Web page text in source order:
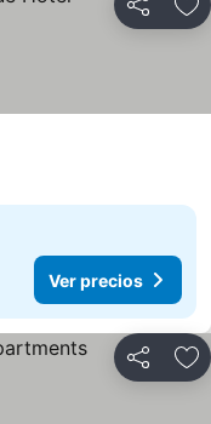
Compartir
Ver precios
Compartir